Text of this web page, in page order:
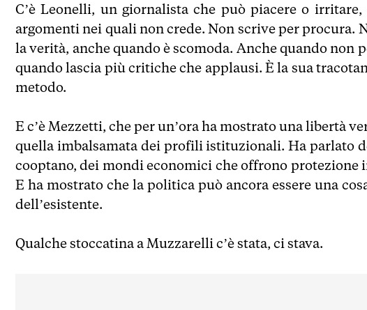
C’è Leonelli, un giornalista che può piacere o
argomenti nei quali non crede. Non scrive per procura.
la verità, anche quando è scomoda. Anche quando non
quando lascia più critiche che applausi. È la sua
metodo.
E c’è Mezzetti, che per un’ora ha mostrato una libertà
quella imbalsamata dei profili istituzionali. Ha parlato
cooptano, dei mondi economici che offrono protezione
E ha mostrato che la politica può ancora essere una
dell’esistente.
Qualche stoccatina a Muzzarelli c’è stata, ci stava.